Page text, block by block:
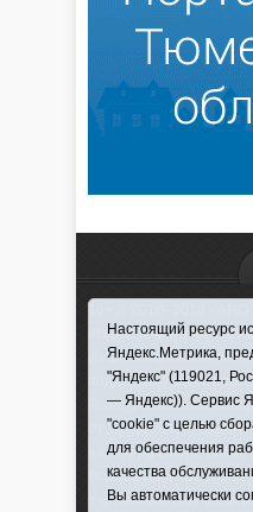
использовании
Информационная
поддержке
Регистрационный
от 10.06. 2016 г.
надзору в сфере
технологий и
Учредитель
Настоящий ресурс
Яндекс.Метрика,
"Яндекс" (119021,
— Яндекс)). Сервис
"cookie" с целью
для обеспечения
качества
Вы автоматически